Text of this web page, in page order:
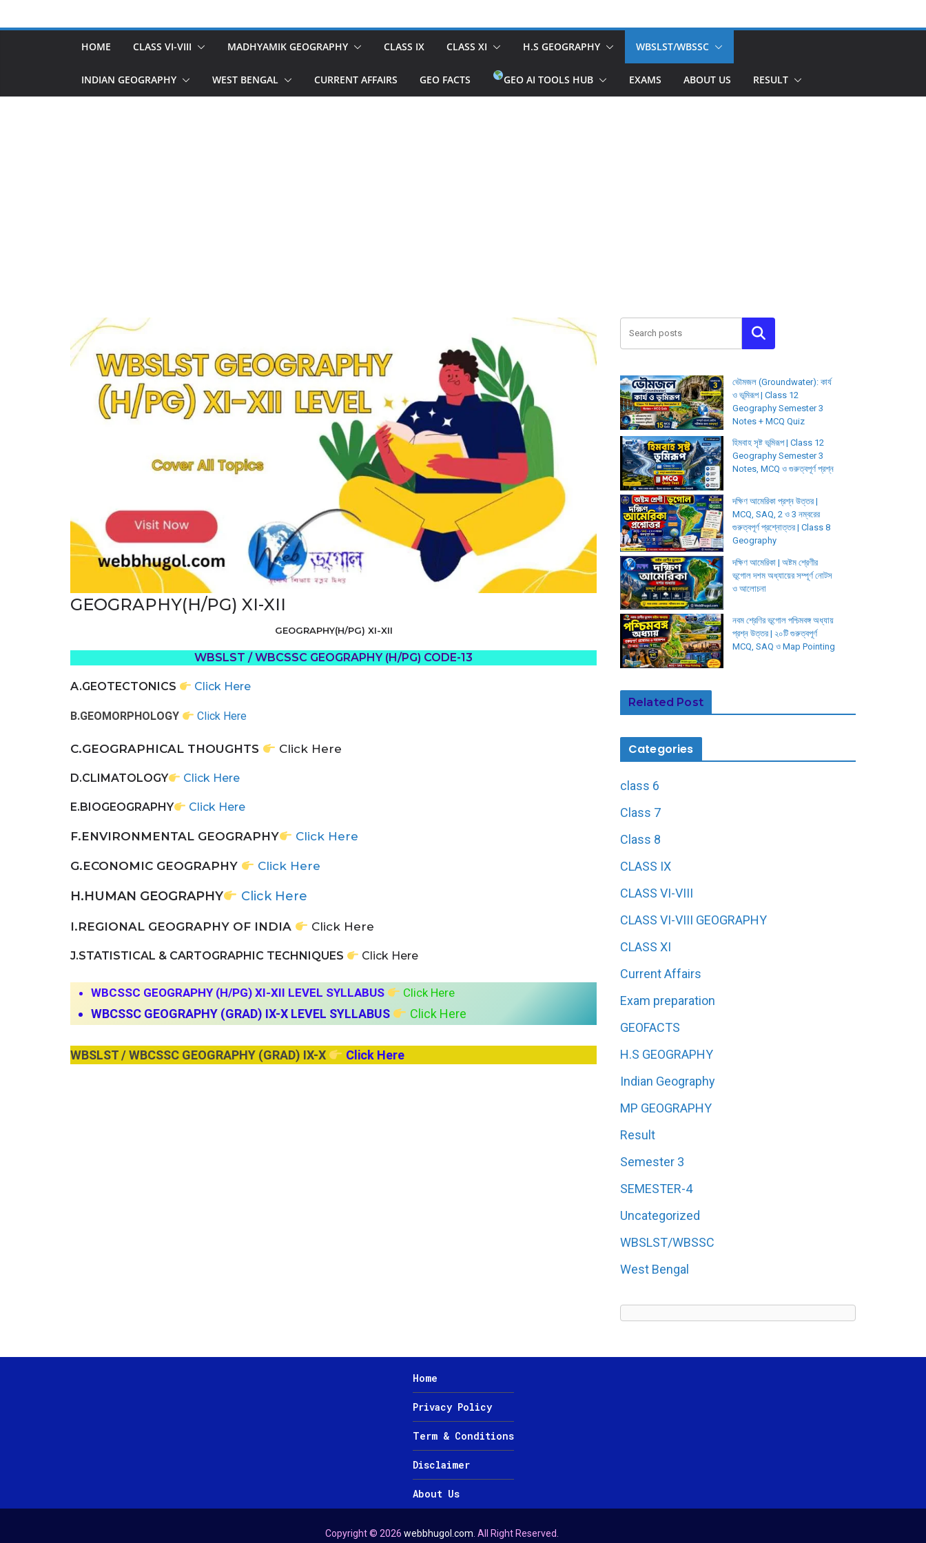
to
HOME CLASS VI-VIII MADHYAMIK GEOGRAPHY CLASS IX CLASS XI H.S GEOGRAPHY WBSLST/WBSSC
INDIAN GEOGRAPHY WEST BENGAL CURRENT AFFAIRS GEO FACTS GEO AI TOOLS HUB EXAMS ABOUT US RESULT
GEOGRAPHY(H/PG) XI-XII
GEOGRAPHY(H/PG) XI-XII
WBSLST / WBCSSC GEOGRAPHY (H/PG) CODE-13
A.GEOTECTONICS Click Here
B.GEOMORPHOLOGY Click Here
C.GEOGRAPHICAL THOUGHTS Click Here
D.CLIMATOLOGY Click Here
E.BIOGEOGRAPHY Click Here
F.ENVIRONMENTAL GEOGRAPHY Click Here
G.ECONOMIC GEOGRAPHY Click Here
H.HUMAN GEOGRAPHY Click Here
I.REGIONAL GEOGRAPHY OF INDIA Click Here
J.STATISTICAL & CARTOGRAPHIC TECHNIQUES Click Here
WBCSSC GEOGRAPHY (H/PG) XI-XII LEVEL SYLLABUS Click Here
WBCSSC GEOGRAPHY (GRAD) IX-X LEVEL SYLLABUS Click Here
WBSLST / WBCSSC GEOGRAPHY (GRAD) IX-X Click Here
ভৌমজল (Groundwater): কার্য
ও ভূমিরূপ | Class 12
Geography Semester 3
Notes + MCQ Quiz
হিমবাহ সৃষ্ট ভূমিরূপ | Class 12
Geography Semester 3
Notes, MCQ ও গুরুত্বপূর্ণ প্রশ্ন
দক্ষিণ আমেরিকা প্রশ্ন উত্তর |
MCQ, SAQ, 2 ও 3 নম্বরের
গুরুত্বপূর্ণ প্রশ্নোত্তর | Class 8
Geography
দক্ষিণ আমেরিকা | অষ্টম শ্রেণীর
ভূগোল দশম অধ্যায়ের সম্পূর্ণ নোটস
ও আলোচনা
নবম শ্রেণির ভূগোল পশ্চিমবঙ্গ অধ্যায়
প্রশ্ন উত্তর | ২০টি গুরুত্বপূর্ণ
MCQ, SAQ ও Map Pointing
Related Post
Categories
class 6
Class 7
Class 8
CLASS IX
CLASS VI-VIII
CLASS VI-VIII GEOGRAPHY
CLASS XI
Current Affairs
Exam preparation
GEOFACTS
H.S GEOGRAPHY
Indian Geography
MP GEOGRAPHY
Result
Semester 3
SEMESTER-4
Uncategorized
WBSLST/WBSSC
West Bengal
Home
Privacy Policy
Term & Conditions
Disclaimer
About Us
Copyright © 2026 webbhugol.com . All Right Reserved.